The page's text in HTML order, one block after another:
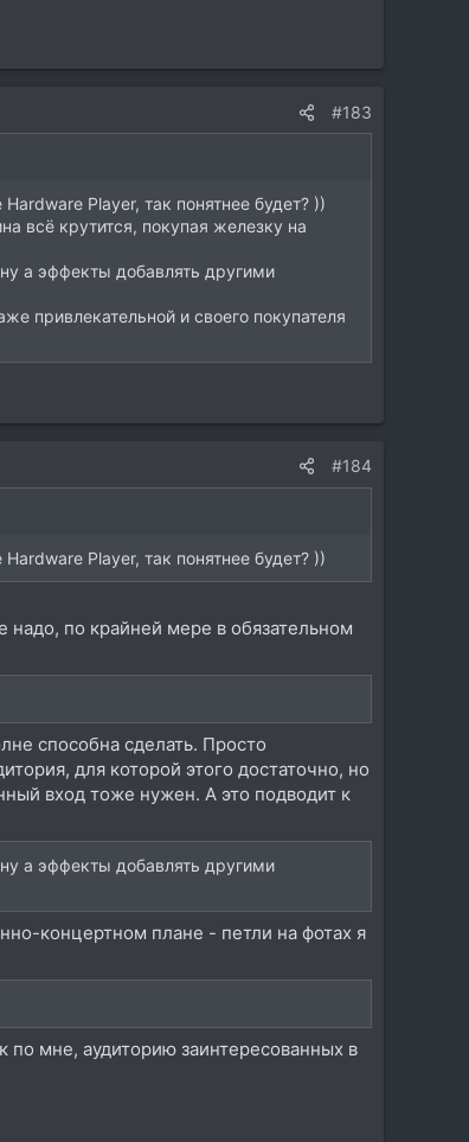
#183
Player, так понятнее будет? ))
всё крутится, покупая железку на
а эффекты добавлять другими
привлекательной и своего покупателя
#184
Player, так понятнее будет? ))
надо, по крайней мере в обязательном
способна сделать. Просто
для которой этого достаточно, но
вход тоже нужен. А это подводит к
а эффекты добавлять другими
концертном плане - петли на фотах я
по мне, аудиторию заинтересованных в